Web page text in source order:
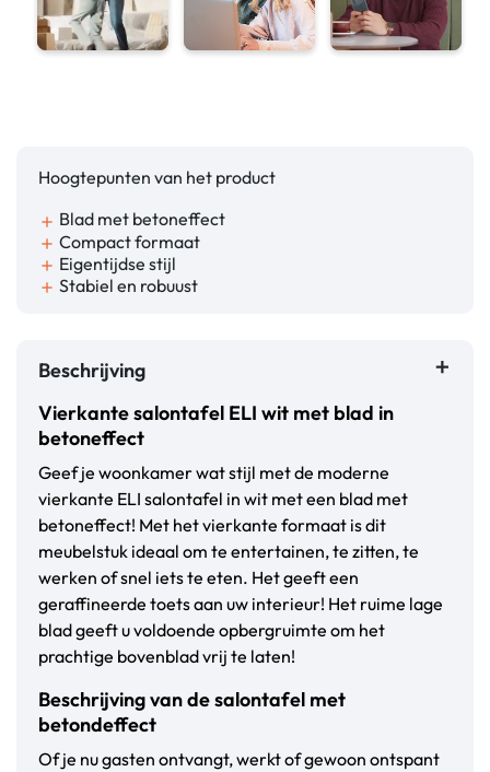
Hoogtepunten van het product
add Blad met betoneffect
add Compact formaat
add Eigentijdse stijl
add Stabiel en robuust
Beschrijving
Vierkante salontafel ELI wit met blad in
betoneffect
Geef je woonkamer wat stijl met de moderne
vierkante ELI salontafel in wit met een blad met
betoneffect! Met het vierkante formaat is dit
meubelstuk ideaal om te entertainen, te zitten, te
werken of snel iets te eten. Het geeft een
geraffineerde toets aan uw interieur! Het ruime lage
blad geeft u voldoende opbergruimte om het
prachtige bovenblad vrij te laten!
Beschrijving van de salontafel met
betondeffect
Of je nu gasten ontvangt, werkt of gewoon ontspant